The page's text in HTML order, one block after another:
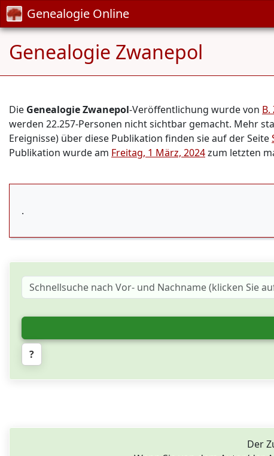
Genealogie Online
Genealogie Zwanepol
Die Genealogie Zwanepol-Veröffentlichung wurde von
werden 22.257-Personen nicht sichtbar gemacht. Mehr
Ereignisse) über diese Publikation finden sie auf der Seite
Publikation wurde am Freitag, 1 März, 2024zum letzten
.
?
Der